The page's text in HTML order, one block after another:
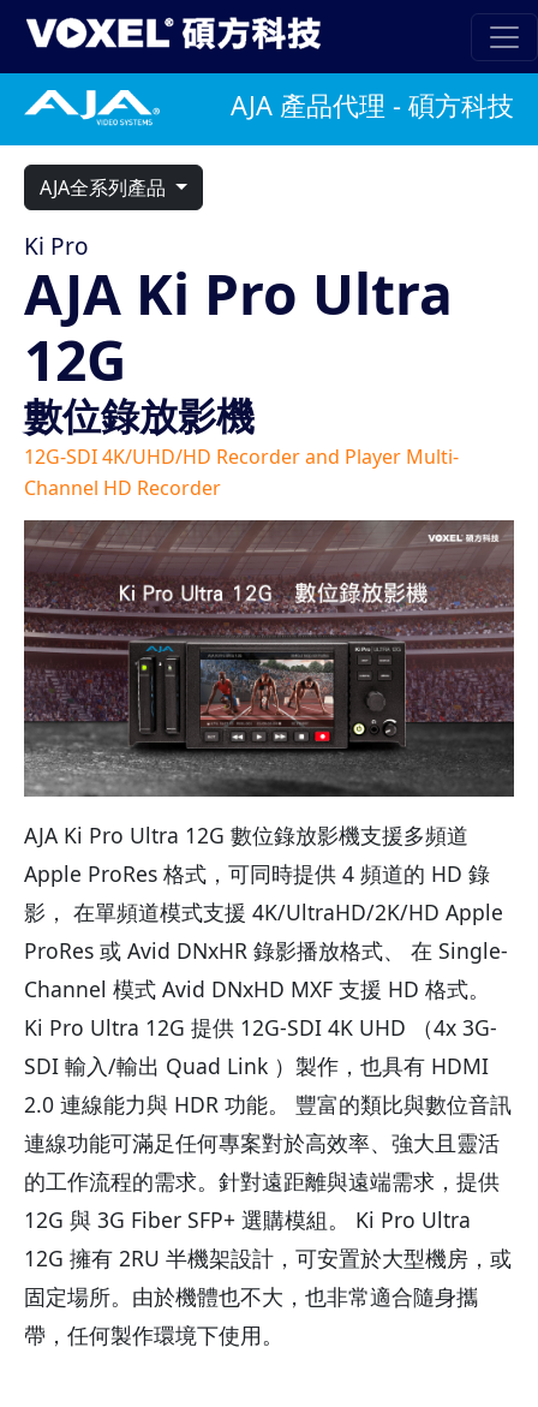
AJA 產品代理 - 碩方科技
AJA全系列產品
Ki Pro
AJA Ki Pro Ultra
12G
數位錄放影機
12G-SDI 4K/UHD/HD Recorder and Player Multi-
Channel HD Recorder
AJA Ki Pro Ultra 12G 數位錄放影機支援多頻道
Apple ProRes 格式，可同時提供 4 頻道的 HD 錄
影， 在單頻道模式支援 4K/UltraHD/2K/HD Apple
ProRes 或 Avid DNxHR 錄影播放格式、 在 Single-
Channel 模式 Avid DNxHD MXF 支援 HD 格式。
Ki Pro Ultra 12G 提供 12G-SDI 4K UHD （4x 3G-
SDI 輸入/輸出 Quad Link ）製作，也具有 HDMI
2.0 連線能力與 HDR 功能。 豐富的類比與數位音訊
連線功能可滿足任何專案對於高效率、強大且靈活
的工作流程的需求。針對遠距離與遠端需求，提供
12G 與 3G Fiber SFP+ 選購模組。 Ki Pro Ultra
12G 擁有 2RU 半機架設計，可安置於大型機房，或
固定場所。由於機體也不大，也非常適合隨身攜
帶，任何製作環境下使用。